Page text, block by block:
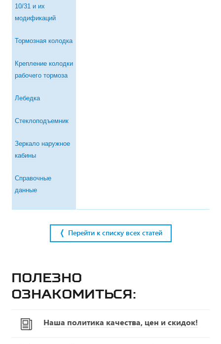
10/31 и их
модификаций
Тормозная колодка
Крепление колодки
рабочего тормоза
Лебедка
Стеклоподъемник
Зеркало наружное
кабины
Справочные
данные
Перейти к списку всех статей
Полезно
ознакомиться:
Наша политика качества, цен и скидок!